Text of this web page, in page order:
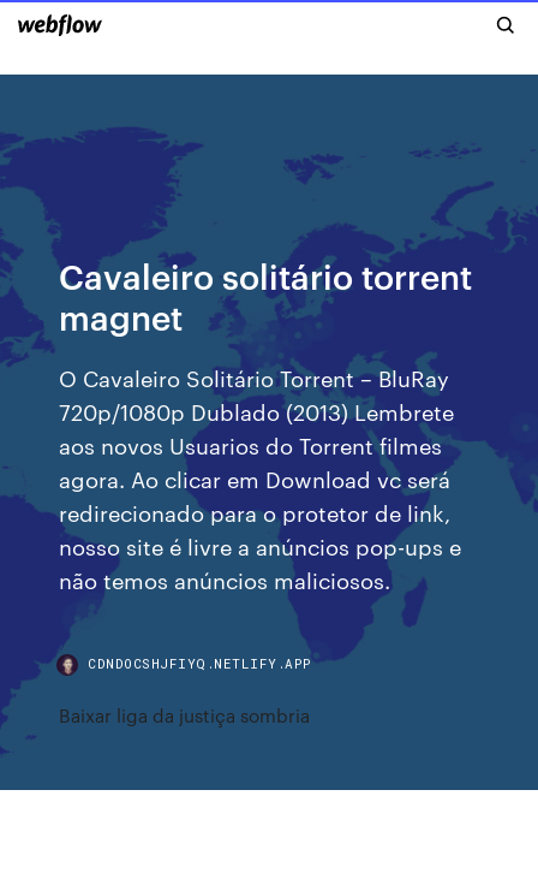
Cavaleiro solitário torrent
magnet
O Cavaleiro Solitário Torrent – BluRay
720p/1080p Dublado (2013) Lembrete
aos novos Usuarios do Torrent filmes
agora. Ao clicar em Download vc será
redirecionado para o protetor de link,
nosso site é livre a anúncios pop-ups e
não temos anúncios maliciosos.
CDNDOCSHJFIYQ.NETLIFY.APP
Baixar liga da justiça sombria